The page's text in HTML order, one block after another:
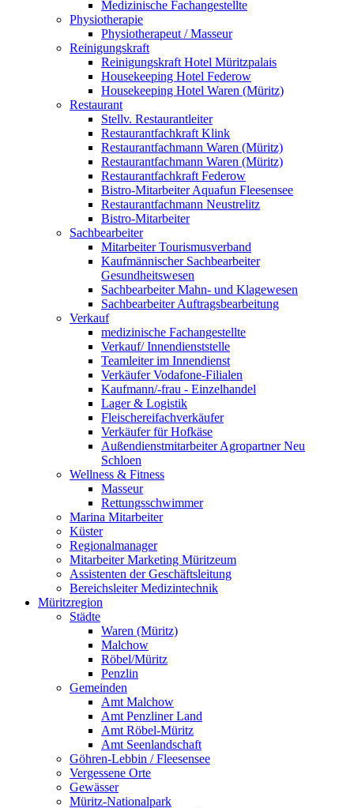
Medizinische Fachangestellte
Physiotherapie
Physiotherapeut / Masseur
Reinigungskraft
Reinigungskraft Hotel Müritzpalais
Housekeeping Hotel Federow
Housekeeping Hotel Waren (Müritz)
Restaurant
Stellv. Restaurantleiter
Restaurantfachkraft Klink
Restaurantfachmann Waren (Müritz)
Restaurantfachmann Waren (Müritz)
Restaurantfachkraft Federow
Bistro-Mitarbeiter Aquafun Fleesensee
Restaurantfachmann Neustrelitz
Bistro-Mitarbeiter
Sachbearbeiter
Mitarbeiter Tourismusverband
Kaufmännischer Sachbearbeiter
Gesundheitswesen
Sachbearbeiter Mahn- und Klagewesen
Sachbearbeiter Auftragsbearbeitung
Verkauf
medizinische Fachangestellte
Verkauf/ Innendienststelle
Teamleiter im Innendienst
Verkäufer Vodafone-Filialen
Kaufmann/-frau - Einzelhandel
Lager & Logistik
Fleischereifachverkäufer
Verkäufer für Hofkäse
Außendienstmitarbeiter Agropartner Neu
Schloen
Wellness & Fitness
Masseur
Rettungsschwimmer
Marina Mitarbeiter
Küster
Regionalmanager
Mitarbeiter Marketing Müritzeum
Assistenten der Geschäftsleitung
Bereichsleiter Medizintechnik
Müritzregion
Städte
Waren (Müritz)
Malchow
Röbel/Müritz
Penzlin
Gemeinden
Amt Malchow
Amt Penzliner Land
Amt Röbel-Müritz
Amt Seenlandschaft
Göhren-Lebbin / Fleesensee
Vergessene Orte
Gewässer
Müritz-Nationalpark